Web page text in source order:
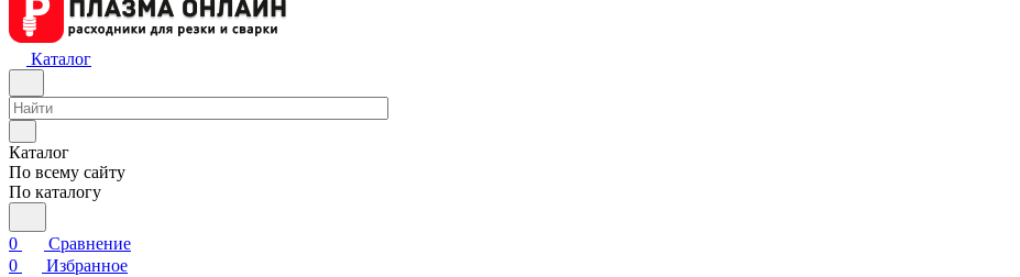
Каталог
Каталог
По всему сайту
По каталогу
0
Сравнение
0
Избранное